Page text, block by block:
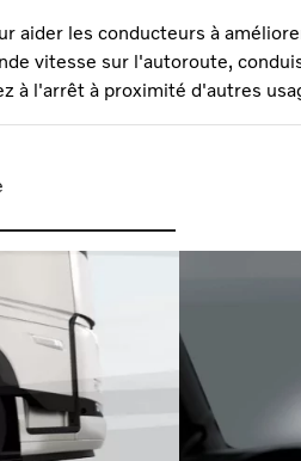
aider les conducteurs à
vitesse sur l'autoroute,
à l'arrêt à proximité d'autres